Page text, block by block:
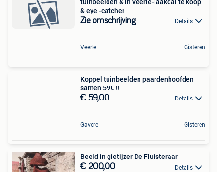
tuinbeelden & in veerle-laakdal te koop
& eye -catcher
Zie omschrijving Details
Veerle Gisteren
Koppel tuinbeelden paardenhoofden
samen 59€ !!
€ 59,00 Details
Gavere Gisteren
Beeld in gietijzer De Fluisteraar
€ 200,00 Details